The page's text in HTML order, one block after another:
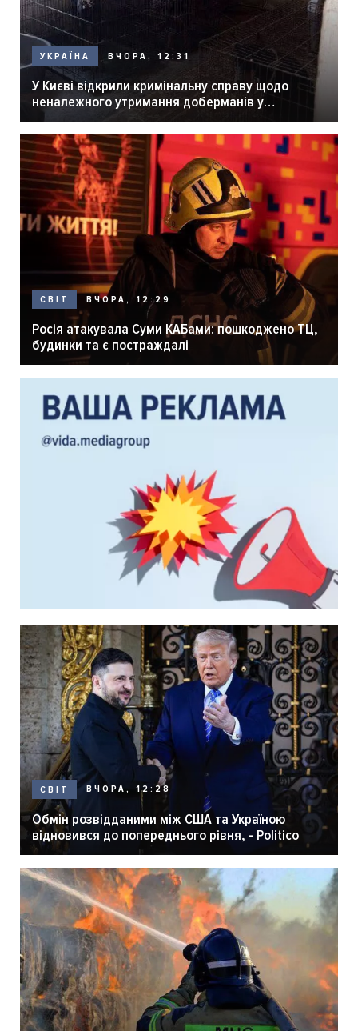
УКРАЇНА ВЧОРА, 12:31
У Києві відкрили кримінальну справу щодо
неналежного утримання доберманів у
розпліднику
СВІТ ВЧОРА, 12:29
Росія атакувала Суми КАБами: пошкоджено ТЦ,
будинки та є постраждалі
СВІТ ВЧОРА, 12:28
Обмін розвідданими між США та Україною
відновився до попереднього рівня, - Politico